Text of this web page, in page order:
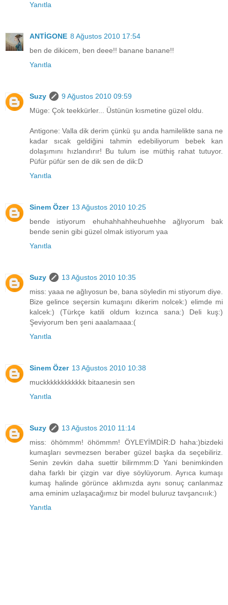
Yanıtla
ANTİGONE 8 Ağustos 2010 17:54
ben de dikicem, ben deee!! banane banane!!
Yanıtla
Suzy
9 Ağustos 2010 09:59
Müge: Çok teekkürler... Üstünün kısmetine güzel oldu.
Antigone: Valla dik derim çünkü şu anda hamilelikte sana ne
kadar sıcak geldiğini tahmin edebiliyorum bebek kan
dolaşımını hızlandırır! Bu tulum ise müthiş rahat tutuyor.
Püfür püfür sen de dik sen de dik:D
Yanıtla
Sinem Özer 13 Ağustos 2010 10:25
bende istiyorum ehuhahhahheuhuehhe ağlıyorum bak
bende senin gibi güzel olmak istiyorum yaa
Yanıtla
Suzy
13 Ağustos 2010 10:35
miss: yaaa ne ağlıyosun be, bana söyledin mi stiyorum diye.
Bize gelince seçersin kumaşını dikerim nolcek:) elimde mi
kalcek:) (Türkçe katili oldum kızınca sana:) Deli kuş:)
Şeviyorum ben şeni aaalamaaa:(
Yanıtla
Sinem Özer 13 Ağustos 2010 10:38
muckkkkkkkkkkkk bitaanesin sen
Yanıtla
Suzy
13 Ağustos 2010 11:14
miss: öhömmm! öhömmm! ÖYLEYİMDİR:D haha:)bizdeki
kumaşları sevmezsen beraber güzel başka da seçebiliriz.
Senin zevkin daha suettir bilirmmm:D Yani benimkinden
daha farklı bir çizgin var diye söylüyorum. Ayrıca kumaşı
kumaş halinde görünce aklımızda aynı sonuç canlanmaz
ama eminim uzlaşacağımız bir model buluruz tavşancııık:)
Yanıtla